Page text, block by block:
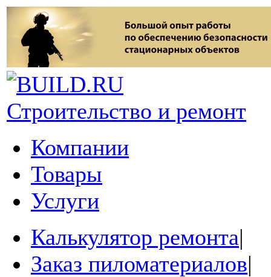
Строительство и ремонт
Компании
Товары
Услуги
Калькулятор ремонта|
Заказ пиломатериалов|